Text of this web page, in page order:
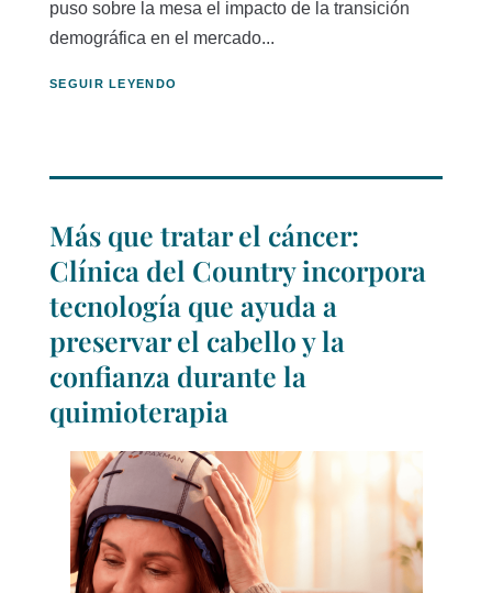
puso sobre la mesa el impacto de la transición
demográfica en el mercado...
SEGUIR LEYENDO
Más que tratar el cáncer:
Clínica del Country incorpora
tecnología que ayuda a
preservar el cabello y la
confianza durante la
quimioterapia